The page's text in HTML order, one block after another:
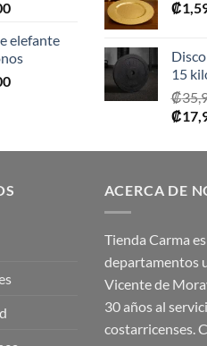
El
actual
es:
₡17,395.00.
elefante
₡
15
₡
El
₡
ACERCA DE
Tienda Carma
departamentos
Vicente de
30 años al
costarricenses.